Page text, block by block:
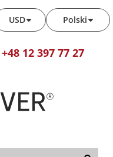
Polski
USD
+48 12 397 77 27